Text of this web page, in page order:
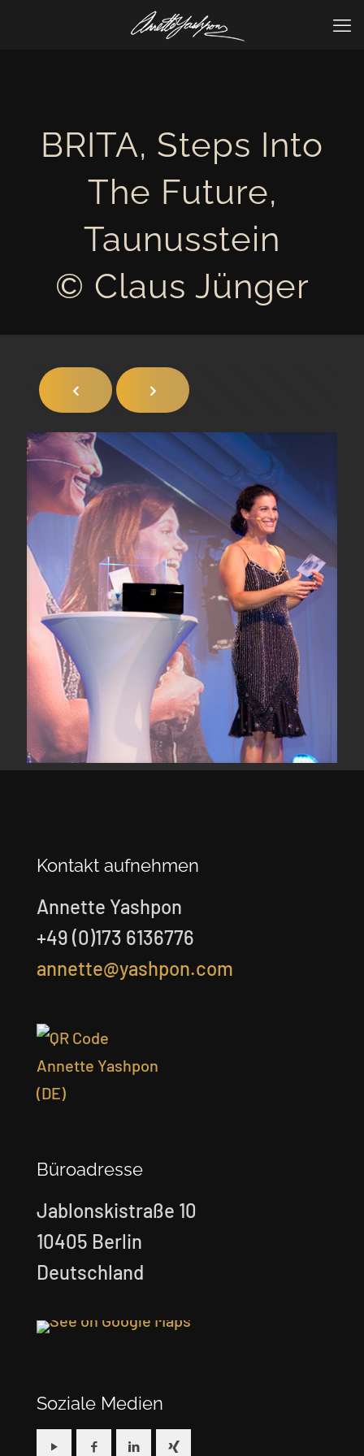
BRITA, Steps Into
The Future,
Taunusstein
© Claus Jünger
Kontakt aufnehmen
Annette Yashpon
+49 (0)173 6136776
annette@yashpon.com
Büroadresse
Jablonskistraße 10
10405 Berlin
Deutschland
Soziale Medien